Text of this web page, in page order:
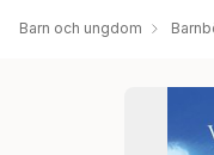
Barn och ungdom